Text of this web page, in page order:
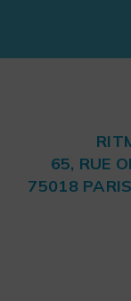
65, RUE
75018